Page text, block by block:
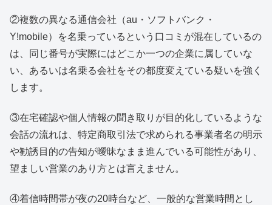
②複数の異なる通信会社（au・ソフトバンク・
Y!mobile）を名乗っているという口コミが混在しているの
は、同じ番号が実際にはどこか一つの企業に属していな
い、あるいは名乗る会社をその都度変えている疑いを強く
します。
③在宅確認や個人情報の聞き取りが目的化しているような
会話の流れは、特定商取引法で求められる事業者名の明示
や勧誘目的の告知が曖昧なまま進んでいる可能性があり、
望ましい営業のあり方とは言えません。
④着信時間帯が夜の20時台など、一般的な営業時間とし